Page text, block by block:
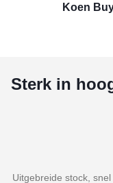
Koen
Sterk in
Uitgebreide stock,